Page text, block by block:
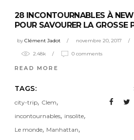
28 INCONTOURNABLES À
POUR SAVOURER LA GROSSE
byClément Jadot novembre 20, 2017
2.48k 0 comments
READ MORE
TAGS:
city-trip, Clem,
incontournables, insolite,
Le monde, Manhattan,